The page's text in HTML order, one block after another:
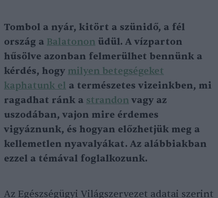
Tombol a nyár, kitört a szünidő, a fél
ország a Balatonon üdül. A vízparton
hűsölve azonban felmerülhet bennünk a
kérdés, hogy milyen betegségeket
kaphatunk el a természetes vizeinkben, mi
ragadhat ránk a strandon vagy az
uszodában, vajon mire érdemes
vigyáznunk, és hogyan előzhetjük meg a
kellemetlen nyavalyákat. Az alábbiakban
ezzel a témával foglalkozunk.
Az Egészségügyi Világszervezet adatai szerint